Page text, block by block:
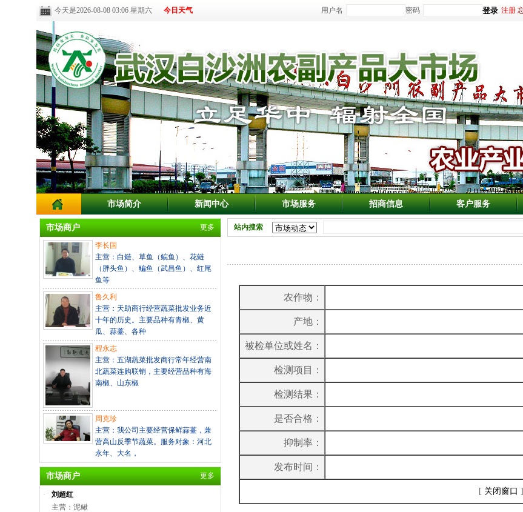
今天是2026-08-08 03:06 星期六 今日天气 用户名 密码 注册
市场简介 新闻中心 市场服务 招商信息 客户服务
市场商户 更多
李长国
主营：白鲢、草鱼（鲩鱼）、花鲢
（胖头鱼）、鳊鱼（武昌鱼）、红尾
鱼等
鲁久利
主营：天助商行经营蔬菜批发业务近
十年的历史。主要品种有青椒、黄
瓜、蒜薹、各种
程永志
主营：五湖蔬菜批发商行常年经营南
北蔬菜连购联销，主要经营品种有海
南椒、山东椒
周克珍
主营：我公司主要经营保鲜蒜薹，兼
营高山反季节蔬菜。服务对象：河北
永年、大名，
市场商户 更多
·
刘超红
主营：泥鳅
站内搜索
农作物：
产地：
被检单位或姓名：
检测项目：
检测结果：
是否合格：
抑制率：
发布时间：
[ 关闭窗口 ]